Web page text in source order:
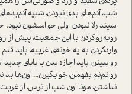
شب، آدم‌های بدی نبودن، شبیه
سیندرلا نبودن، ولی حواسشون
روبه‌رو کردن با این جمعیت، پیش از
وارد‌کردن به یه خونه‌ی غریبه، باید
رو ببینن، باید اجازه بدن با بابای
رو نم‌نم بفهمن‌، خو بگیرن... اون‌ها بد
نداشتن، مونا اون شب از ترس، از